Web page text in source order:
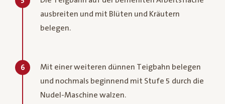
ausbreiten und mit Blüten und Kräutern
belegen.
6
Mit einer weiteren dünnen Teigbahn belegen
und nochmals beginnend mit Stufe 5 durch die
Nudel-Maschine walzen.